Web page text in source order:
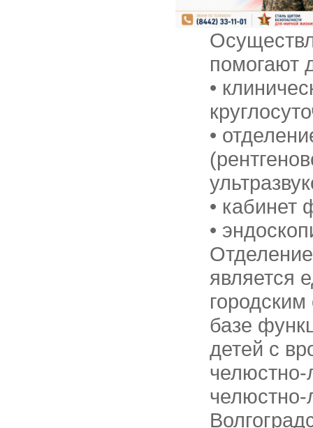
помогают
•
•
• кабинет
•
является
базе
детей с